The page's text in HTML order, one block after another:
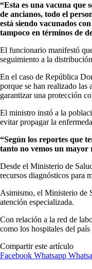
“Esta es una vacuna que
de ancianos, todo el
está siendo vacunados
tampoco en términos de
El funcionario manifestó
seguimiento a la
En el caso de República
porque se han realizado las
garantizar una protección
El ministro instó a la
evitar propagar la
“Según los reportes que
tanto no vemos un mayor
Desde el Ministerio de
recursos diagnósticos para
Asimismo, el Ministerio de
atención especializada.
Con relación a la red de
como los hospitales del
Compartir este artículo
Facebook Whatsapp